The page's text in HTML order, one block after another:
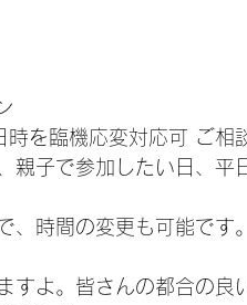
を臨機応変対応可 ご相
親子で参加したい日、平
、時間の変更も可能です。
すよ。皆さんの都合の良